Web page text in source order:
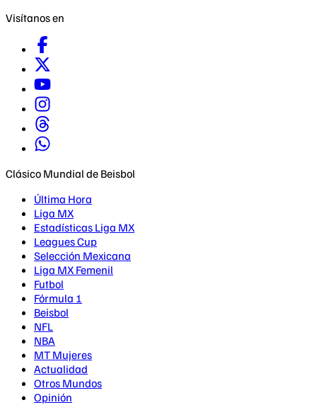
Visítanos en
Clásico Mundial de Beisbol
Última Hora
Liga MX
Estadísticas Liga MX
Leagues Cup
Selección Mexicana
Liga MX Femenil
Futbol
Fórmula 1
Beisbol
NFL
NBA
MT Mujeres
Actualidad
Otros Mundos
Opinión